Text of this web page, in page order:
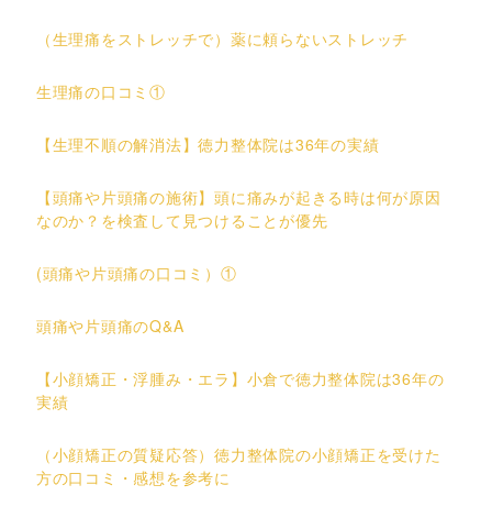
（生理痛をストレッチで）薬に頼らないストレッチ
生理痛の口コミ①
【生理不順の解消法】徳力整体院は36年の実績
【頭痛や片頭痛の施術】頭に痛みが起きる時は何が原因
なのか？を検査して見つけることが優先
(頭痛や片頭痛の口コミ）①
頭痛や片頭痛のQ&A
【小顔矯正・浮腫み・エラ】小倉で徳力整体院は36年の
実績
（小顔矯正の質疑応答）徳力整体院の小顔矯正を受けた
方の口コミ・感想を参考に